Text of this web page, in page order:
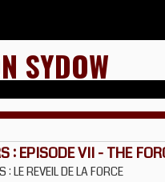
SYDOW
: EPISODE VII - THE
LE REVEIL DE LA FORCE